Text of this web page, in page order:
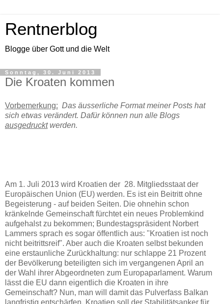
Rentnerblog
Blogge über Gott und die Welt
Sonntag, 30. Juni 2013
Die Kroaten kommen
Vorbemerkung: Das äusserliche Format meiner Posts hat
sich etwas verändert. Dafür können nun alle Blogs
ausgedrucktwerden.
Am 1. Juli 2013 wird Kroatien der 28. Mitgliedsstaat der
Europäischen Union (EU) werden. Es ist ein Beitritt ohne
Begeisterung - auf beiden Seiten. Die ohnehin schon
kränkelnde Gemeinschaft fürchtet ein neues Problemkind
aufgehalst zu bekommen; Bundestagspräsident Norbert
Lammers sprach es sogar öffentlich aus: "Kroatien ist noch
nicht beitrittsreif". Aber auch die Kroaten selbst bekunden
eine erstaunliche Zurückhaltung: nur schlappe 21 Prozent
der Bevölkerung beteiligten sich im vergangenen April an
der Wahl ihrer Abgeordneten zum Europaparlament. Warum
lässt die EU dann eigentlich die Kroaten in ihre
Gemeinschaft? Nun, man will damit das Pulverfass Balkan
langfristig entschärfen. Kroatien soll der Stabilitätsanker für